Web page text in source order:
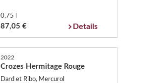
0,75 l
87,05 € Details
2022
Crozes Hermitage Rouge
Dard et Ribo, Mercurol